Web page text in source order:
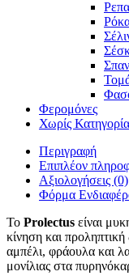
Φερομόνες
Χωρίς Κατηγορία
Περιγραφή
Επιπλέον
Αξιολογήσεις (0)
Φόρμα
Το Prolectus είναι
κίνηση και
αμπέλι, φράουλα και
μονίλιας στα